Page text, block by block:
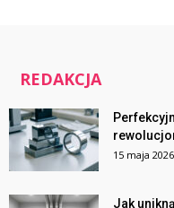
REDAKCJA
15 maja 2026
Jak